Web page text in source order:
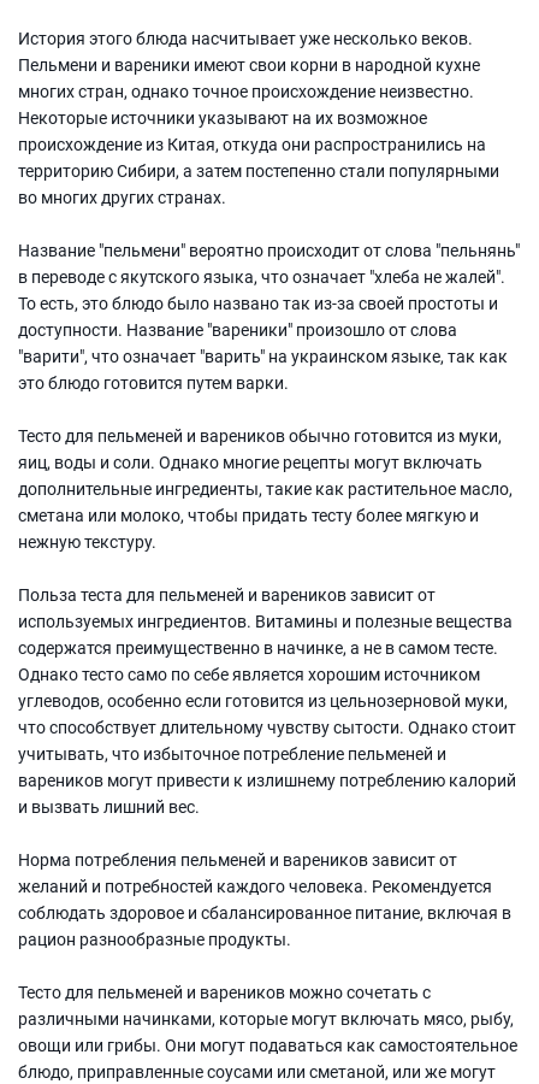
История этого блюда насчитывает уже несколько веков.
Пельмени и вареники имеют свои корни в народной кухне
многих стран, однако точное происхождение неизвестно.
Некоторые источники указывают на их возможное
происхождение из Китая, откуда они распространились на
территорию Сибири, а затем постепенно стали популярными
во многих других странах.
Название "пельмени" вероятно происходит от слова "пельнянь"
в переводе с якутского языка, что означает "хлеба не жалей".
То есть, это блюдо было названо так из-за своей простоты и
доступности. Название "вареники" произошло от слова
"варити", что означает "варить" на украинском языке, так как
это блюдо готовится путем варки.
Тесто для пельменей и вареников обычно готовится из муки,
яиц, воды и соли. Однако многие рецепты могут включать
дополнительные ингредиенты, такие как растительное масло,
сметана или молоко, чтобы придать тесту более мягкую и
нежную текстуру.
Польза теста для пельменей и вареников зависит от
используемых ингредиентов. Витамины и полезные вещества
содержатся преимущественно в начинке, а не в самом тесте.
Однако тесто само по себе является хорошим источником
углеводов, особенно если готовится из цельнозерновой муки,
что способствует длительному чувству сытости. Однако стоит
учитывать, что избыточное потребление пельменей и
вареников могут привести к излишнему потреблению калорий
и вызвать лишний вес.
Норма потребления пельменей и вареников зависит от
желаний и потребностей каждого человека. Рекомендуется
соблюдать здоровое и сбалансированное питание, включая в
рацион разнообразные продукты.
Тесто для пельменей и вареников можно сочетать с
различными начинками, которые могут включать мясо, рыбу,
овощи или грибы. Они могут подаваться как самостоятельное
блюдо, приправленные соусами или сметаной, или же могут